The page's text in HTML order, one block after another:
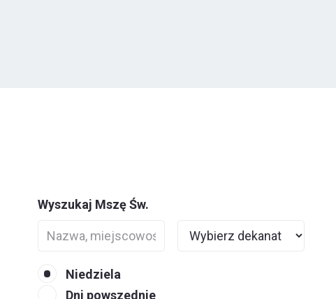
Wyszukaj Mszę Św.
Niedziela
Dni powszednie